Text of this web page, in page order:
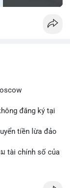
đăng ký tại
tiền lừa đảo
tài chính số của